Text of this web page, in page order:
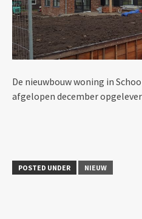
De nieuwbouw woning in
afgelopen december
POSTED UNDER NIEUW